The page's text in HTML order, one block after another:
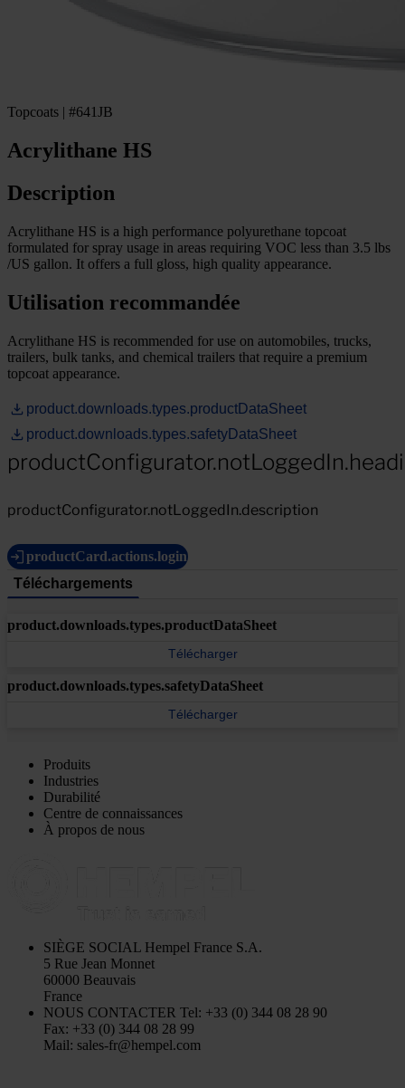
Topcoats | #641JB
Acrylithane HS
Description
Acrylithane HS is a high performance polyurethane topcoat
formulated for spray usage in areas requiring VOC less than 3.5 lbs
/US gallon. It offers a full gloss, high quality appearance.
Utilisation recommandée
Acrylithane HS is recommended for use on automobiles, trucks,
trailers, bulk tanks, and chemical trailers that require a premium
topcoat appearance.
product.downloads.types.productDataSheet
product.downloads.types.safetyDataSheet
productConfigurator.notLoggedIn.description
productCard.actions.login
Téléchargements
product.downloads.types.productDataSheet
Télécharger
product.downloads.types.safetyDataSheet
Télécharger
Produits
Industries
Durabilité
Centre de connaissances
À propos de nous
SIÈGE SOCIAL Hempel France S.A.
5 Rue Jean Monnet
60000 Beauvais
France
NOUS CONTACTER Tel: +33 (0) 344 08 28 90
Fax: +33 (0) 344 08 28 99
Mail: sales-fr@hempel.com